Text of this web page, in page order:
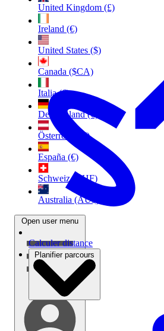
United Kingdom (£)
Ireland (€)
United States ($)
Canada ($CA)
Italia (€)
Deutschland (€)
Österreich (€)
España (€)
Schweiz (CHF)
Australia (AU$)
Open user menu
Calculer distance
Planifier parcours